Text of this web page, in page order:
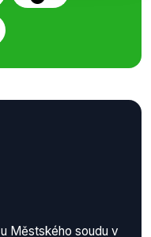
Městského soudu v